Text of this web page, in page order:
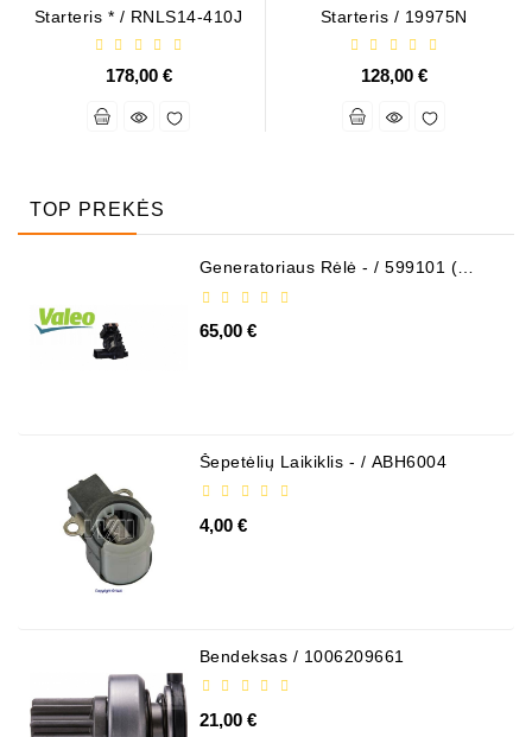
Starteris * / RNLS14-410J
178,00 €
Starteris / 19975N
128,00 €
TOP PREKĖS
Generatoriaus Rėlė - / 599101 (
65,00 €
Šepetėlių Laikiklis - / ABH6004
4,00 €
Bendeksas / 1006209661
21,00 €